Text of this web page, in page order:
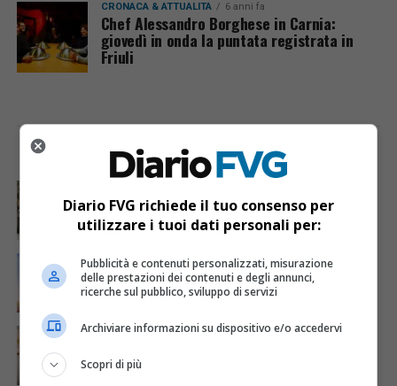
CRONACA & ATTUALITÀ 6 anni fa
Chef Alessandro Borghese in Carnia:
giovedì in onda la puntata registrata in
Friuli
I PIÙ VISTI ULTIME NOTIZIE
Acqua da usare con cautela nell’Udinese: ecco tutte
le frazioni sotto osservazione
ECONOMIA & LAVORO 1 giorno fa
Bollette più leggere nei condomini, nuovo bando FVG
per l’efficientamento energetico
CRONACA & ATTUALITÀ 5 giorni fa
folgorazione alle Ferriere Nord di Osoppo
Diario FVG richiede il tuo consenso per
utilizzare i tuoi dati personali per:
Pubblicità e contenuti personalizzati, misurazione
delle prestazioni dei contenuti e degli annunci,
ricerche sul pubblico, sviluppo di servizi
Archiviare informazioni su dispositivo e/o accedervi
Scopri di più